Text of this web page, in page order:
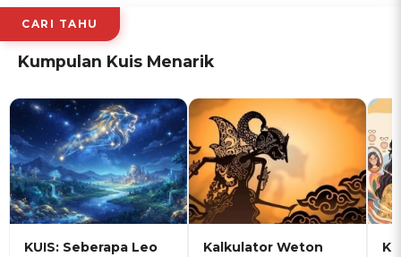
CARI TAHU
Kumpulan Kuis Menarik
KUIS: Seberapa Leo
Kalkulator Weton